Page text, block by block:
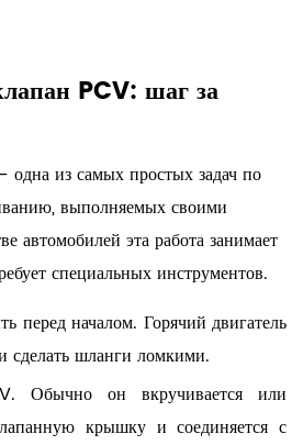
PCV: шаг за
из самых простых задач по
выполняемых своими
автомобилей эта работа занимает
специальных инструментов.
перед началом. Горячий двигатель
сделать шланги ломкими.
Обычно он вкручивается или
крышку и соединяется с